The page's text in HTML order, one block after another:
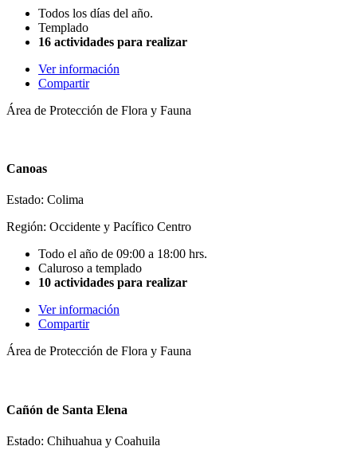
Todos los días del año.
Templado
16 actividades para realizar
Ver información
Compartir
Área de Protección de Flora y Fauna
Canoas
Estado: Colima
Región: Occidente y Pacífico Centro
Todo el año de 09:00 a 18:00 hrs.
Caluroso a templado
10 actividades para realizar
Ver información
Compartir
Área de Protección de Flora y Fauna
Cañón de Santa Elena
Estado: Chihuahua y Coahuila